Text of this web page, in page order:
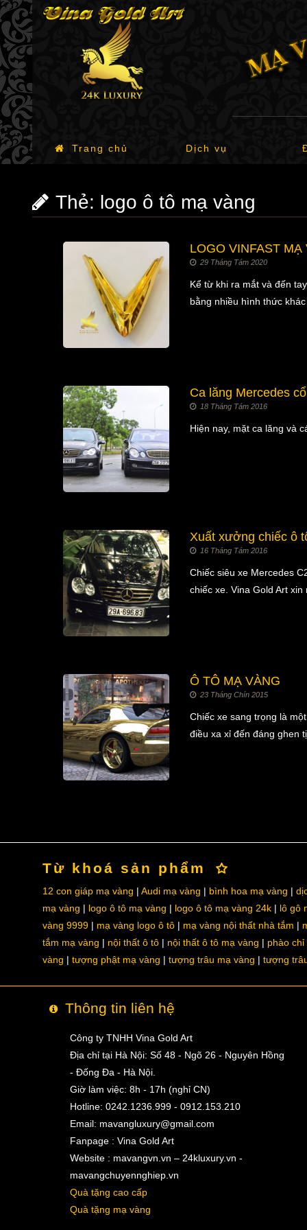
Trang chủ Dịch vụ
Thẻ: logo ô tô mạ vàng
LOGO VINFAST
29 Tháng Tám 2020
Kể từ khi ra mắt và đến
bằng nhiều hình thức
Ca lăng Mercedes
18 Tháng Tám 2016
Hiện nay, mặt ca lăng và
Xuất xưởng chiếc ô
16 Tháng Tám 2016
Chiếc siêu xe Mercedes
chiếc xe. Vina Gold Art
Ô TÔ MẠ VÀNG
23 Tháng Chín 2015
Chiếc xe sang trọng là
điều xa xỉ đến đáng ghen
Từ khoá sản phẩm
12 con giáp mạ vàng Audi mạ vàng bình hoa mạ vàng
mạ vàng
logo ô tô mạ vàng logo ô tô mạ vàng 24k
lô gô
vàng 9999
mạ vàng logo ô tô mạ vàng nội thất nhà tắm
tắm mạ vàng
nội thất ô tô nội thất ô tô mạ vàng
phào chỉ
vàng
tượng phật mạ vàng tượng trâu mạ vàng tượng
Thông tin liên hệ
Công ty TNHH Vina Gold Art
Địa chỉ tại Hà Nội: Số 48 - Ngõ 26 - Nguyên Hồng
- Đống Đa - Hà Nội.
Giờ làm việc: 8h - 17h (nghỉ CN)
Hotline: 0242.1236.999 - 0912.153.210
Email: mavangluxury@gmail.com
Fanpage : Vina Gold Art
Website : mavangvn.vn – 24kluxury.vn -
mavangchuyennghiep.vn
Quà tặng cao cấp
Quà tặng mạ vàng